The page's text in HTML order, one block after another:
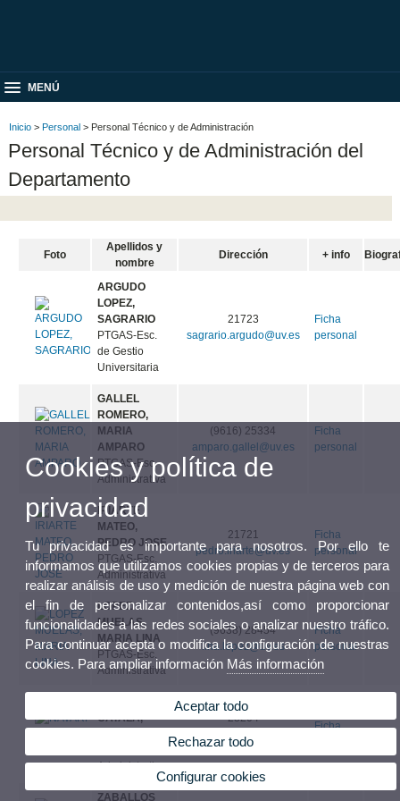
MENÚ
Inicio > Personal > Personal Técnico y de Administración
Personal Técnico y de Administración del
Departamento
Foto
Apellidos y
nombre
Dirección + info
ARGUDO
LOPEZ,
SAGRARIO
PTGAS-Esc.
de Gestio
Universitaria
21723
sagrario.argudo@uv.es
Ficha
personal
GALLEL
ROMERO,
MARIA
AMPARO
PTGAS-Esc.
Administrativa
(9616) 25334
amparo.gallel@uv.es
Ficha
personal
IRIARTE
MATEO,
PEDRO JOSE
PTGAS-Esc.
Administrativa
21721
pedro.iriarte@uv.es
Ficha
personal
LOPEZ
MUELAS,
MARIA LINA
PTGAS-Esc.
Administrativa
(9638) 28454
lina.lopez@uv.es
Ficha
personal
CATALA,
INMACULADA
Administrativa
28204
inmaculada.navarro-
catala@uv.es
Ficha
ZABALLOS
Cookies y política de
privacidad
Tu privacidad es importante para nosotros. Por ello te
informamos que utilizamos cookies propias y de terceros para
realizar análisis de uso y medición de nuestra página web con
el fin de personalizar contenidos,así como proporcionar
funcionalidades a las redes sociales o analizar nuestro tráfico.
Para continuar acepta o modifica la configuración de nuestras
cookies. Para ampliar información Más información
Aceptar todo
Rechazar todo
Configurar cookies